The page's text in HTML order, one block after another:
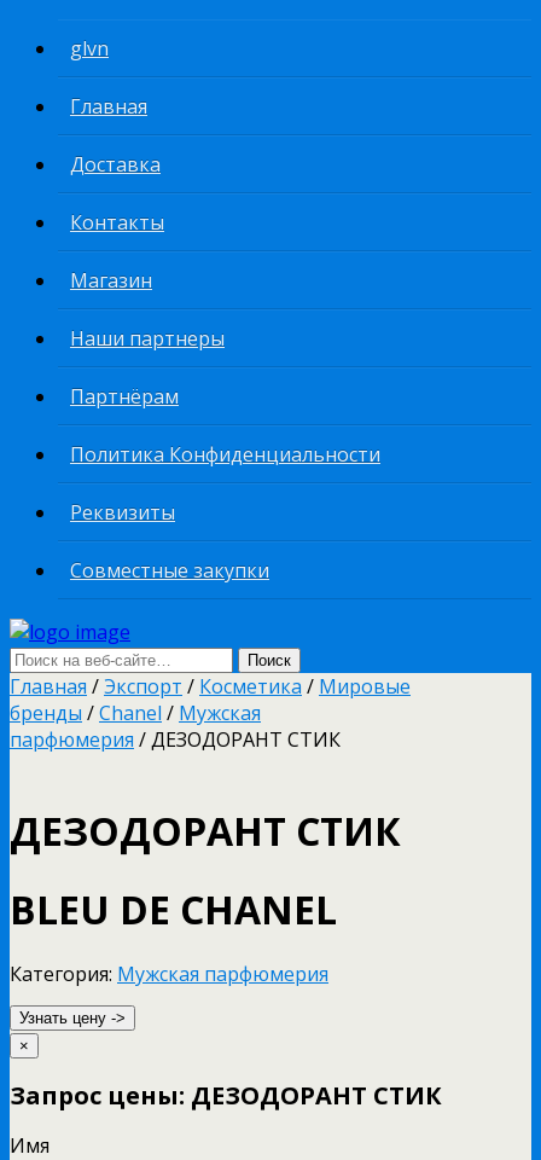
glvn
Главная
Доставка
Контакты
Магазин
Наши партнеры
Партнёрам
Политика Конфиденциальности
Реквизиты
Совместные закупки
Главная /Экспорт / Косметика / Мировые
бренды /Chanel / Мужская
парфюмерия / ДЕЗОДОРАНТ СТИК
ДЕЗОДОРАНТ СТИК
BLEU DE CHANEL
Категория: Мужская парфюмерия
Узнать цену ->
×
Запрос цены: ДЕЗОДОРАНТ СТИК
Имя